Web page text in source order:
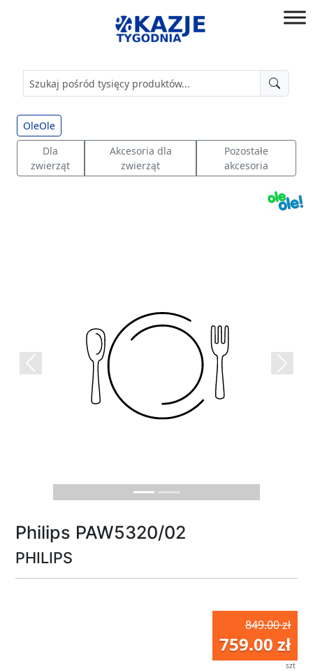
złap
OleOle
Dla
zwierząt
Akcesoria dla
zwierząt
Pozostałe
akcesoria
Previous Next
Philips PAW5320/02
PHILIPS
849.00 zł
759.00 zł
szt